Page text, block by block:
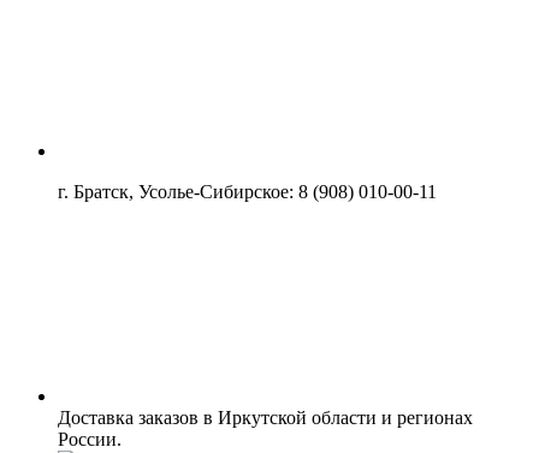
г. Братск, Усолье-Сибирское: 8 (908) 010-00-11
Доставка заказов в Иркутской области и регионах
России.